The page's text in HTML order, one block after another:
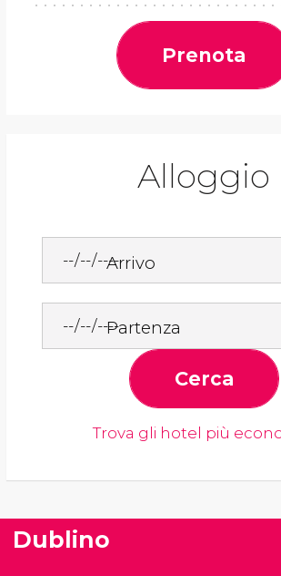
Prenota
Alloggio
Arrivo
Partenza
Cerca
Trova gli hotel più
Dublino